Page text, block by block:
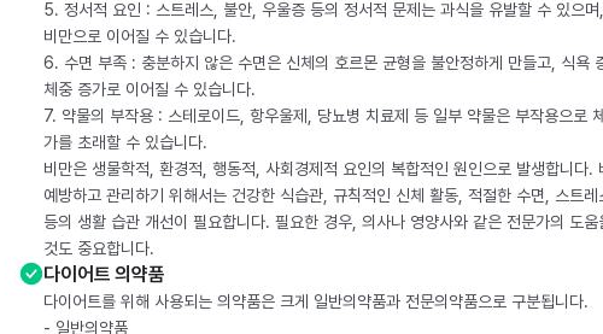
5. 정서적 요인 : 스트레스, 불안, 우울증 등의 정서적 문제는 과식을 유발할 수 있으
비만으로 이어질 수 있습니다.
6. 수면 부족 : 충분하지 않은 수면은 신체의 호르몬 균형을 불안정하게 만들고, 식욕
체중 증가로 이어질 수 있습니다.
7. 약물의 부작용 : 스테로이드, 항우울제, 당뇨병 치료제 등 일부 약물은 부작용으로
가를 초래할 수 있습니다.
비만은 생물학적, 환경적, 행동적, 사회경제적 요인의 복합적인 원인으로 발생합니다.
예방하고 관리하기 위해서는 건강한 식습관, 규칙적인 신체 활동, 적절한 수면, 스트레
등의 생활 습관 개선이 필요합니다. 필요한 경우, 의사나 영양사와 같은 전문가의 도움
것도 중요합니다.
다이어트 의약품
다이어트를 위해 사용되는 의약품은 크게 일반의약품과 전문의약품으로 구분됩니다.
- 일반의약품